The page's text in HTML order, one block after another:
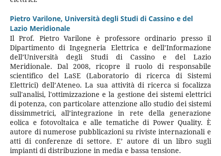
Pietro Varilone, Università degli Studi di Cassino e del
Lazio Meridionale
Il Prof. Pietro Varilone è professore ordinario presso il
Dipartimento di Ingegneria Elettrica e dell’Informazione
dell’Università degli Studi di Cassino e del Lazio
Meridionale. Dal 2008, ricopre il ruolo di responsabile
scientifico del LaSE (Laboratorio di ricerca di Sistemi
Elettrici) dell’Ateneo. La sua attività di ricerca si focalizza
sull'analisi, l'ottimizzazione e la gestione dei sistemi elettrici
di potenza, con particolare attenzione allo studio dei sistemi
dissimmetrici, all’integrazione in rete della generazione
eolica e fotovoltaica e alle tematiche di Power Quality. È
autore di numerose pubblicazioni su riviste internazionali e
atti di conferenze di settore. E’ autore di un libro sugli
impianti di distribuzione in media e bassa tensione.